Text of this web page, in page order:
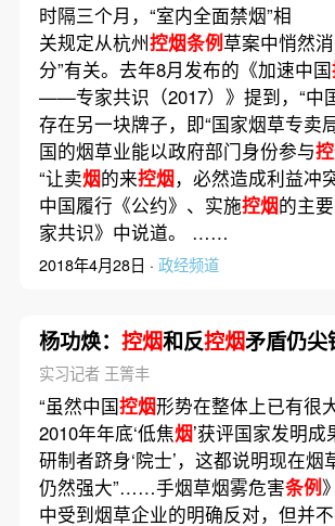
时隔三个月，“室内全面禁烟”相
关规定从杭州控烟条例草案中悄然
分”有关。去年8月发布的《加速中国
——专家共识（2017）》提到，“中
存在另一块牌子，即“国家烟草专卖
国的烟草业能以政府部门身份参与
“让卖烟的来控烟，必然造成利益冲
中国履行《公约》、实施控烟的主
家共识》中说道。 ……
2018年4月28日 · 政经频道
杨功焕： 控烟和反控烟矛盾仍尖
实习记者 王箐丰
“虽然中国控烟形势在整体上已有很
2010年年底‘低焦烟’获评国家发明成
研制者跻身‘院士’，这都说明现在烟
仍然强大”……手烟草烟雾危害条例
中受到烟草企业的明确反对，但并